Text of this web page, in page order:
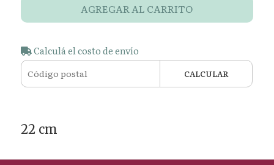
AGREGAR AL CARRITO
Calculá el costo de envío
CALCULAR
22 cm